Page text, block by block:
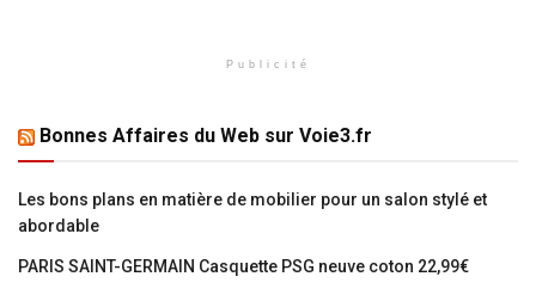
Publicité
Bonnes Affaires du Web sur Voie3.fr
Les bons plans en matière de mobilier pour un salon stylé et
abordable
PARIS SAINT-GERMAIN Casquette PSG neuve coton 22,99€